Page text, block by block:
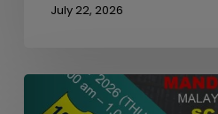
July 22, 2026
WEBINAR